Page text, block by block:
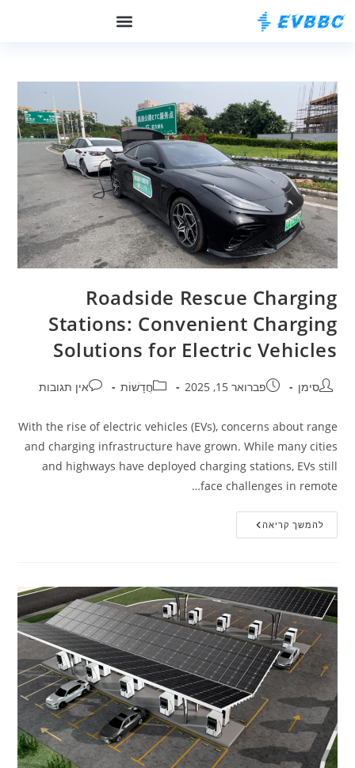
Roadside Rescue Charging
Stations: Convenient Charging
Solutions for Electric Vehicles
סימן פברואר 15, 2025 חֲדָשׁוֹת אין תגובות
With the rise of electric vehicles (EVs), concerns about range
and charging infrastructure have grown. While many cities
and highways have deployed charging stations, EVs still
face challenges in remote…
להמשך קריאה